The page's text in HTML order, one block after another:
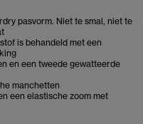
pasvorm. Niet te smal, niet te
is behandeld met een
en een tweede gewatteerde
manchetten
een elastische zoom met